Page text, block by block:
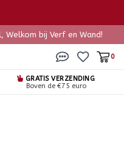
Welkom bij Verf en Wand!
0
GRATIS VERZENDING
Boven de €75 euro